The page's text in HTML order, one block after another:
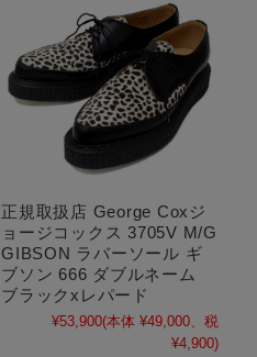
正規取扱店 George Coxジ
ョージコックス 3705V M/G
GIBSON ラバーソール ギ
ブソン 666 ダブルネーム
ブラックxレパード
¥53,900(本体 ¥49,000、税
¥4,900)